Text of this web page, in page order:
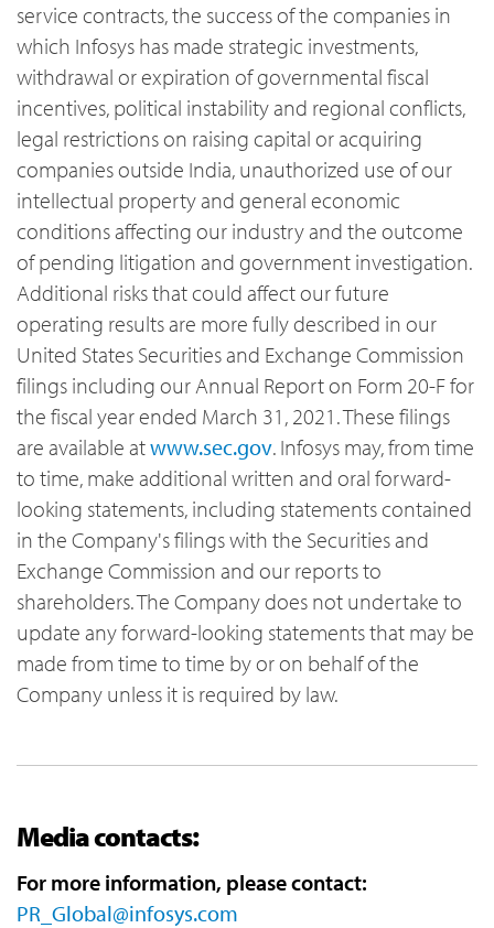
service contracts, the success of the companies in
which Infosys has made strategic investments,
withdrawal or expiration of governmental fiscal
incentives, political instability and regional conflicts,
legal restrictions on raising capital or acquiring
companies outside India, unauthorized use of our
intellectual property and general economic
conditions affecting our industry and the outcome
of pending litigation and government investigation.
Additional risks that could affect our future
operating results are more fully described in our
United States Securities and Exchange Commission
filings including our Annual Report on Form 20-F for
the fiscal year ended March 31, 2021. These filings
are available atwww.sec.gov. Infosys may, from time
to time, make additional written and oral forward-
looking statements, including statements contained
in the Company's filings with the Securities and
Exchange Commission and our reports to
shareholders. The Company does not undertake to
update any forward-looking statements that may be
made from time to time by or on behalf of the
Company unless it is required by law.
Media contacts:
For more information, please contact:
PR_Global@infosys.com